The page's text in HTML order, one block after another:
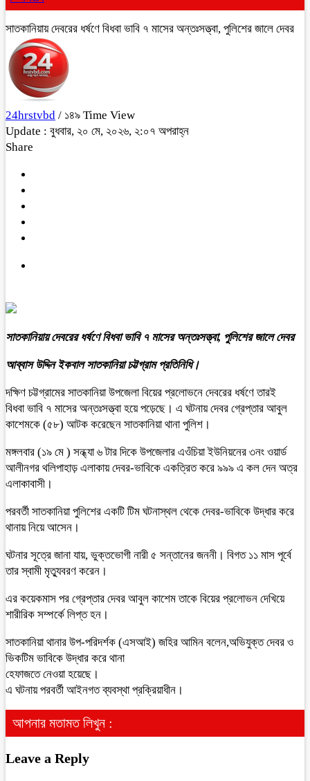
সাতকানিয়ায় দেবরের ধর্ষণে বিধবা ভাবি ৭ মাসের অন্তঃসত্ত্বা, পুলিশের জালে দেবর
24hrstvbd / ১৪৯ Time View
Update : বুধবার, ২০ মে, ২০২৬, ২:০৭ অপরাহ্ন
Share
সাতকানিয়ায় দেবরের ধর্ষণে বিধবা ভাবি ৭ মাসের অন্তঃসত্ত্বা, পুলিশের জালে দেবর
আব্বাস উদ্দিন ইকবাল সাতকানিয়া চট্টগ্রাম প্রতিনিধি।
দক্ষিণ চট্টগ্রামের সাতকানিয়া উপজেলা বিয়ের প্রলোভনে দেবরের ধর্ষণে তারই
বিধবা ভাবি ৭ মাসের অন্তঃসত্ত্বা হয়ে পড়েছে। এ ঘটনায় দেবর গ্রেপ্তার আবুল
কাশেমকে (৫৮) আটক করেছেন সাতকানিয়া থানা পুলিশ।
মঙ্গলবার (১৯ মে ) সন্ধ্যা ৬ টার দিকে উপজেলার এওঁচিয়া ইউনিয়নের ৩নং ওয়ার্ড
আলীনগর থলিপাহাড় এলাকায় দেবর-ভাবিকে একত্রিত করে ৯৯৯ এ কল দেন অত্র
এলাকাবাসী।
পরবর্তী সাতকানিয়া পুলিশের একটি টিম ঘটনাস্থল থেকে দেবর-ভাবিকে উদ্ধার করে
থানায় নিয়ে আসেন।
ঘটনার সূত্রে জানা যায়, ভুক্তভোগী নারী ৫ সন্তানের জননী। বিগত ১১ মাস পূর্বে
তার স্বামী মৃত্যুবরণ করেন।
এর কয়েকমাস পর গ্রেপ্তার দেবর আবুল কাশেম তাকে বিয়ের প্রলোভন দেখিয়ে
শারীরিক সম্পর্কে লিপ্ত হন।
সাতকানিয়া থানার উপ-পরিদর্শক (এসআই) জহির আমিন বলেন,অভিযুক্ত দেবর ও
ভিকটিম ভাবিকে উদ্ধার করে থানা
হেফাজতে নেওয়া হয়েছে।
এ ঘটনায় পরবর্তী আইনগত ব্যবস্থা প্রক্রিয়াধীন।
আপনার মতামত লিখুন :
Leave a Reply